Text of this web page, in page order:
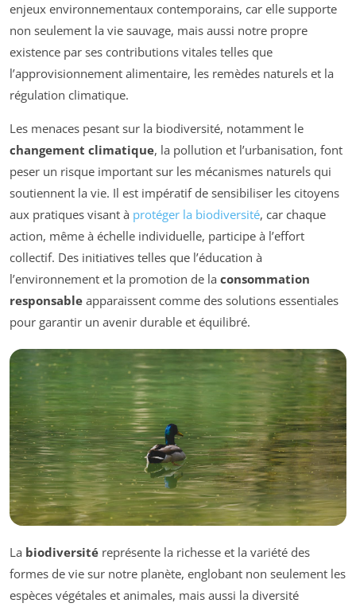
enjeux environnementaux contemporains, car elle supporte
non seulement la vie sauvage, mais aussi notre propre
existence par ses contributions vitales telles que
l’approvisionnement alimentaire, les remèdes naturels et la
régulation climatique.
Les menaces pesant sur la biodiversité, notamment le
changement climatique, la pollution et l’urbanisation, font
peser un risque important sur les mécanismes naturels qui
soutiennent la vie. Il est impératif de sensibiliser les citoyens
aux pratiques visant à protéger la biodiversité, car chaque
action, même à échelle individuelle, participe à l’effort
collectif. Des initiatives telles que l’éducation à
l’environnement et la promotion de la consommation
responsable apparaissent comme des solutions essentiales
pour garantir un avenir durable et équilibré.
La biodiversité représente la richesse et la variété des
formes de vie sur notre planète, englobant non seulement les
espèces végétales et animales, mais aussi la diversité